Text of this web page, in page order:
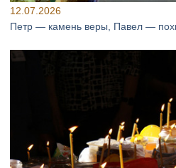
12.07.2026
Петр — камень веры, Павел —